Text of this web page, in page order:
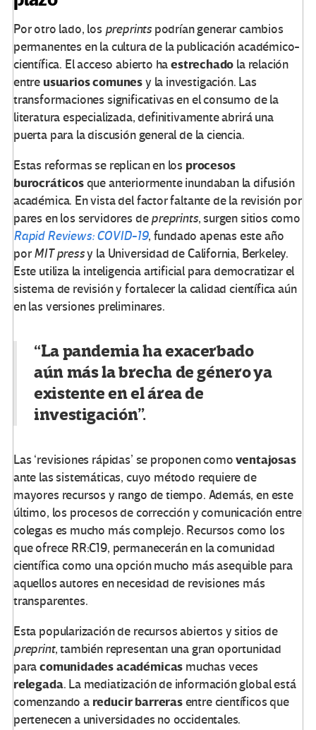
Por otro lado, los preprints podrían generar cambios
permanentes en la cultura de la publicación académico-
científica. El acceso abierto haestrechado la relación
entre usuarioscomunesy la investigación. Las
transformaciones significativas en el consumo de la
literatura especializada, definitivamente abrirá una
puerta para la discusión general de la ciencia.
Estas reformas se replican en los procesos
burocráticosque anteriormente inundaban la difusión
académica. En vista del factor faltante de la revisión por
pares en los servidores depreprints, surgen sitios como
Rapid Reviews: COVID-19, fundado apenas este año
porMIT pressy la Universidad de California, Berkeley.
Este utiliza la inteligencia artificial para democratizar el
sistema de revisión y fortalecer la calidad científica aún
en las versiones preliminares.
“La pandemia ha exacerbado
aún más la brecha de género ya
existente en el área de
investigación”.
Las ‘revisiones rápidas’ se proponen comoventajosas
ante las sistemáticas, cuyo método requiere de
mayores recursos y rango de tiempo. Además, en este
último, los procesos de corrección y comunicación entre
colegas es mucho más complejo. Recursos como los
que ofrece RR:C19, permanecerán en la comunidad
científica como una opción mucho más asequible para
aquellos autores en necesidad de revisiones más
transparentes.
Esta popularización de recursos abiertos y sitios de
preprint, también representan una gran oportunidad
paracomunidadesacadémicas muchas veces
relegada. La mediatización de información global está
comenzando a reducirbarrerasentre científicos que
pertenecen a universidades no occidentales.